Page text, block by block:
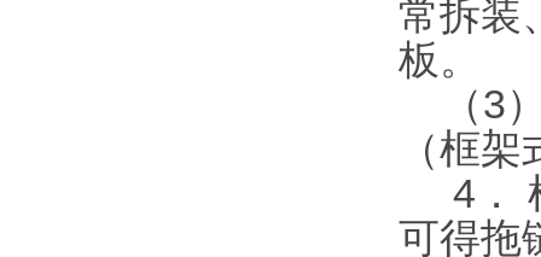
常拆装
板。
（3）
（框
4．
可得拖